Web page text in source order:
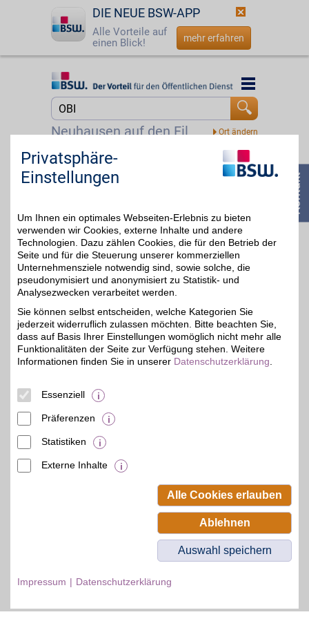
DIE NEUE BSW-APP
Alle Vorteile auf
einen Blick!
mehr erfahren
Startseite
☎ 0800 - 279 25 82
Neuhausen auf den Fildern
Startseite
OBI
OBI ist Ihr Fachmarkt,
Markenvielfalt aus allen
DIY-Bereichen überzeugt
er seit mehr als 50
Jahren. Werden Sie zum
Heimwerker-Profi und
sparen zusätzlich mit
BSW-Vorteil.
Zum Partnerprofil
4%
OBI.DE Gutschein
© BSW Verbraucher-Service
Alle Rechte vorbehalten.
Privatsphäre-
Einstellungen
Um Ihnen ein optimales Webseiten-Erlebnis zu bieten
verwenden wir Cookies, externe Inhalte und andere
Technologien. Dazu zählen Cookies, die für den Betrieb der
Seite und für die Steuerung unserer kommerziellen
Unternehmensziele notwendig sind, sowie solche, die
pseudonymisiert und anonymisiert zu Statistik- und
Analysezwecken verarbeitet werden.
Sie können selbst entscheiden, welche Kategorien Sie
jederzeit widerruflich zulassen möchten. Bitte beachten Sie,
dass auf Basis Ihrer Einstellungen womöglich nicht mehr alle
Funktionalitäten der Seite zur Verfügung stehen. Weitere
Informationen finden Sie in unserer Datenschutzerklärung
Essenziell
Präferenzen
Statistiken
Externe Inhalte
Alle Cookies erlauben
Ablehnen
Auswahl speichern
Impressum Datenschutzerklärung